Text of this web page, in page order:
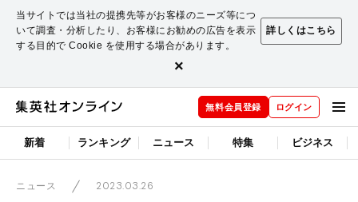
当サイトでは当社の提携先等がお客様のニーズ等につ
いて調査・分析したり、お客様にお勧めの広告を表示
する目的で Cookie を使用する場合があります。
詳しくはこちら
×
無料会員登録 ログイン
新着 ランキング ニュース 特集 ビジネス
ニュース 2023.03.26